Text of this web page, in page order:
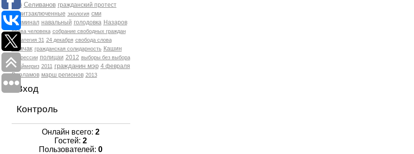
фсб Селиванов гражданский протест
политзаключенные экология сми
Криминал навальный голодовка Назаров
права человека собрание свободных граждан
Стратегия 31 24 декабря свобода слова
Томчак гражданская солидарность Кашин
репрессии полицаи 2012 выборы без выбора
Праймериз 2011 гражданин мэр 4 февраля
Варламов марш регионов 2013
Вход
Контроль
Онлайн всего: 2
Гостей: 2
Пользователей: 0